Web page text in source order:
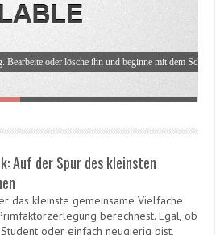
oder lösche ihn und beginne mit dem Schreiben!
Auf der Spur des kleinsten
das kleinste gemeinsame Vielfache
berechnest. Egal, ob
oder einfach neugierig bist,